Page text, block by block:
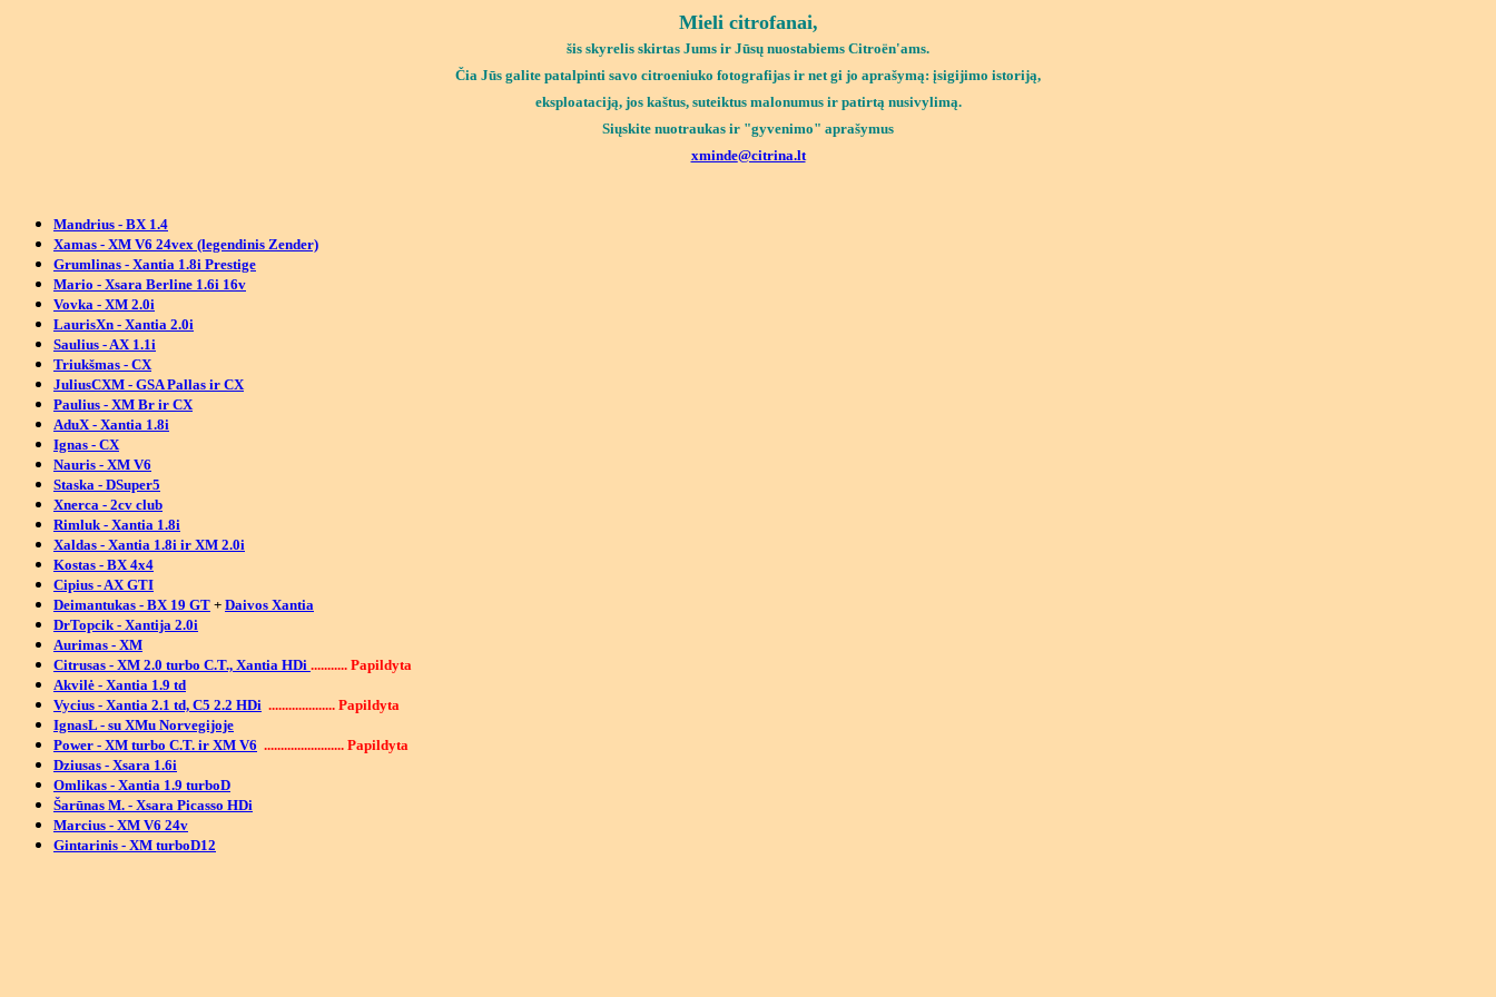
Mieli citrofanai,
šis skyrelis skirtas Jums ir Jūsų nuostabiems Citroën'ams.
Čia Jūs galite patalpinti savo citroeniuko fotografijas ir net gi jo aprašymą: įsigijimo istoriją,
eksploataciją, jos kaštus, suteiktus malonumus ir patirtą nusivylimą.
Siųskite nuotraukas ir "gyvenimo" aprašymus
xminde@citrina.lt
Mandrius - BX 1.4
Xamas - XM V6 24vex (legendinis Zender)
Grumlinas - Xantia 1.8i Prestige
Mario - Xsara Berline 1.6i 16v
Vovka - XM 2.0i
LaurisXn - Xantia 2.0i
Saulius - AX 1.1i
Triukšmas - CX
JuliusCXM - GSA Pallas ir CX
Paulius - XM Br ir CX
AduX - Xantia 1.8i
Ignas - CX
Nauris - XM V6
Staska - DSuper5
Xnerca - 2cv club
Rimluk - Xantia 1.8i
Xaldas - Xantia 1.8i ir XM 2.0i
Kostas - BX 4x4
Cipius - AX GTI
Deimantukas - BX 19 GT + Daivos Xantia
DrTopcik- Xantija 2.0i
Aurimas - XM
Citrusas - XM 2.0 turbo C.T., Xantia HDi ........... Papildyta
Akvilė - Xantia 1.9 td
Vycius - Xantia 2.1 td, C5 2.2 HDi .................... Papildyta
IgnasL - su XMu Norvegijoje
Power - XM turbo C.T. ir XM V6 ........................ Papildyta
Dziusas - Xsara 1.6i
Omlikas - Xantia 1.9 turboD
Šarūnas M. - Xsara Picasso HDi
Marcius - XM V6 24v
Gintarinis - XM turboD12